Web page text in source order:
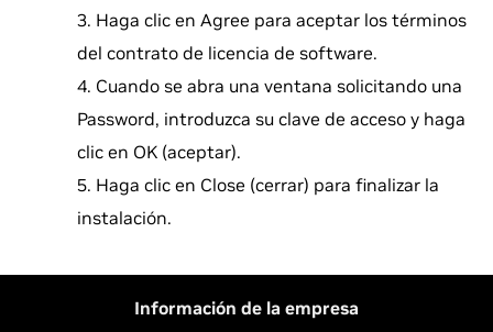
Haga clic en Agree para aceptar los términos
del contrato de licencia de software.
Cuando se abra una ventana solicitando una
Password, introduzca su clave de acceso y haga
clic en OK (aceptar).
Haga clic en Close (cerrar) para finalizar la
instalación.
Información de la empresa